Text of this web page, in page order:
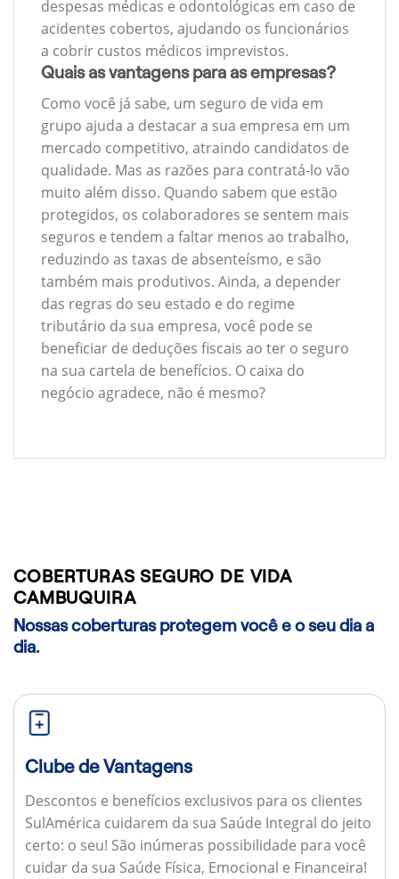
despesas médicas e odontológicas em caso de
acidentes cobertos, ajudando os funcionários
a cobrir custos médicos imprevistos.
Quais as vantagens para as empresas?
Como você já sabe, um seguro de vida em
grupo ajuda a destacar a sua empresa em um
mercado competitivo, atraindo candidatos de
qualidade. Mas as razões para contratá-lo vão
muito além disso. Quando sabem que estão
protegidos, os colaboradores se sentem mais
seguros e tendem a faltar menos ao trabalho,
reduzindo as taxas de absenteísmo, e são
também mais produtivos. Ainda, a depender
das regras do seu estado e do regime
tributário da sua empresa, você pode se
beneficiar de deduções fiscais ao ter o seguro
na sua cartela de benefícios. O caixa do
negócio agradece, não é mesmo?
COBERTURAS SEGURO DE VIDA
CAMBUQUIRA
Nossas coberturas protegem você e o seu dia a
dia.
Clube de Vantagens
Descontos e benefícios exclusivos para os clientes
SulAmérica cuidarem da sua Saúde Integral do jeito
certo: o seu! São inúmeras possibilidade para você
cuidar da sua Saúde Física, Emocional e Financeira!